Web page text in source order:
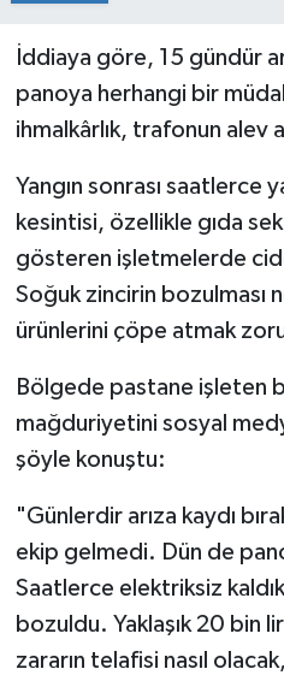
İddiaya göre, 15 gündür
panoya herhangi bir
ihmalkârlık, trafonun alev
Yangın sonrası saatlerce
kesintisi, özellikle gıda
gösteren işletmelerde
Soğuk zincirin bozulması
ürünlerini çöpe atmak
Bölgede pastane işleten
mağduriyetini sosyal
şöyle konuştu:
"Günlerdir arıza kaydı
ekip gelmedi. Dün de
Saatlerce elektriksiz
bozuldu. Yaklaşık 20 bin
zararın telafisi nasıl
Sağlık
Sağlık & Yaşam
Spor
Yaşam